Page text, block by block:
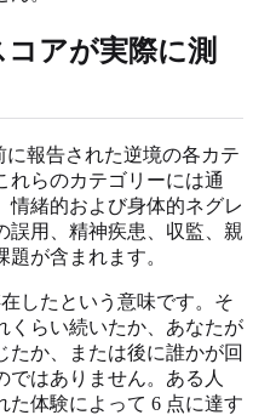
コアが実際に測
に報告された逆境の各カテ
れらのカテゴリーには通
情緒的および身体的ネグレ
誤用、精神疾患、収監、親
が含まれます。
したという意味です。そ
くらい続いたか、あなたが
たか、または後に誰かが回
はありません。ある人
た体験によって 6 点に達す